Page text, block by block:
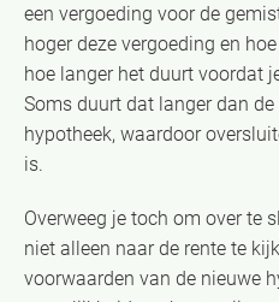
een vergoeding voor de
hoger deze vergoeding en
hoe langer het duurt voordat
Soms duurt dat langer dan
hypotheek, waardoor
is.
Overweeg je toch om over te
niet alleen naar de rente te
voorwaarden van de nieuwe